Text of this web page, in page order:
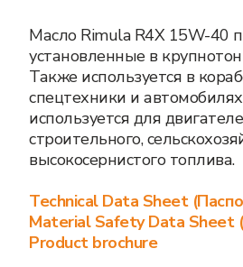
Масло Rimula R4X 15W-40
установленные в
Также используется в
спецтехники и
используется для
строительного,
высокосернистого топлива.
Technical Data Sheet
Material Safety Data Sheet
Product brochure